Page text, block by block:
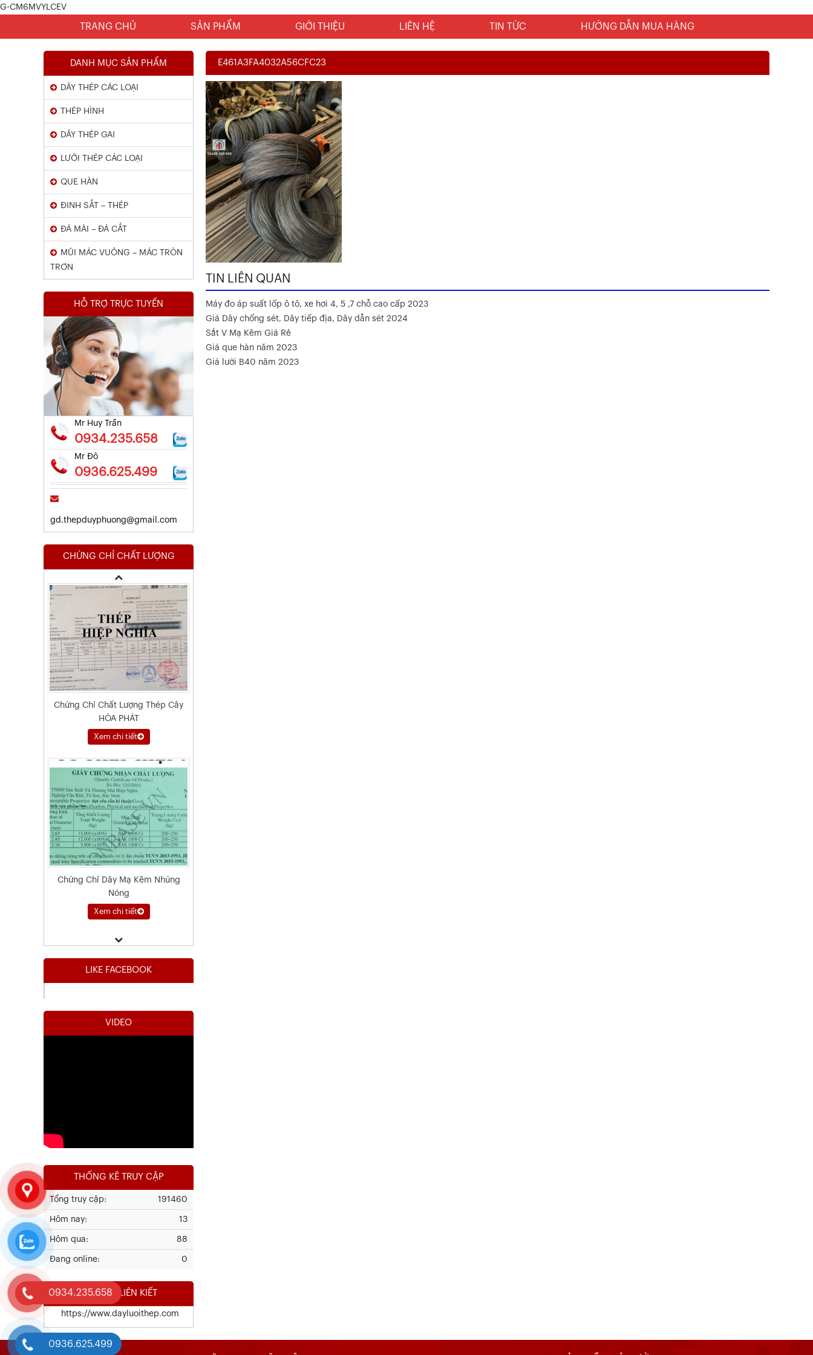
G-CM6MVYLCEV
TRANG CHỦ SẢN PHẨM GIỚI THIỆU LIÊN HỆ TIN TỨC HƯỚNG DẪN MUA HÀNG
E461A3FA4032A56CFC23
TIN LIÊN QUAN
Máy đo áp suất lốp ô tô, xe hơi 4, 5 ,7 chỗ cao cấp 2023
Giá Dây chống sét, Dây tiếp địa, Dây dẫn sét 2024
Sắt V Mạ Kẽm Giá Rẻ
Giá que hàn năm 2023
Giá lưới B40 năm 2023
DANH MỤC SẢN PHẨM
DÂY THÉP CÁC LOẠI
THÉP HÌNH
DÂY THÉP GAI
LƯỚI THÉP CÁC LOẠI
QUE HÀN
ĐINH SẮT – THÉP
ĐÁ MÀI – ĐÁ CẮT
MŨI MÁC VUÔNG – MÁC TRÒN
TRƠN
HỖ TRỢ TRỰC TUYẾN
Mr Huy Trần
0934.235.658
Mr Đô
0936.625.499
gd.thepduyphuong@gmail.com
CHỨNG CHỈ CHẤT LƯỢNG
Chứng Chỉ Dây Mạ Kẽm Nhúng
Nóng
Kết Quả Thử Nghiệm Lưới Tô Tường
Xem chi tiết
Kết Quả Thử Nghiệm Lưới Tô Tường
Chứng Chỉ Chất Lượng Thép Cây
HÒA PHÁT
Xem chi tiết
Chứng Chỉ Dây Mạ Kẽm Nhúng
Nóng
Xem chi tiết
Kết Quả Thử Nghiệm Lưới Tô Tường
Xem chi tiết
LIKE FACEBOOK
VIDEO
THỐNG KÊ TRUY CẬP
191460
Tổng truy cập:
13
Hôm nay:
88
Hôm qua:
0
Đang online:
WEBSITE LIÊN KIẾT
https://www.dayluoithep.com
0934.235.658
0936.625.499